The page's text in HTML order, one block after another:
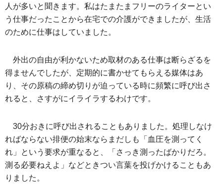
人が多いと聞きます。私はたまたまフリーのライターとい
う仕事だったことから在宅での介護ができましたが、生活
のために仕事はしていました。
外出の自由が利かないため取材のある仕事は断らざるを
得ませんでしたが、定期的に書かせてもらえる媒体はあ
り、その原稿の締め切りが迫っている時に頻繁に呼び出さ
れると、さすがにイライラするわけです。
30分おきに呼び出されることもありました。処理しなけ
ればならない排便の始末ならまだしも「血圧を測ってく
れ」という要求が重なると、「さっき測ったばかりだろ。
測る必要ねえよ」などときつい言葉を投げかけることもあ
りました。